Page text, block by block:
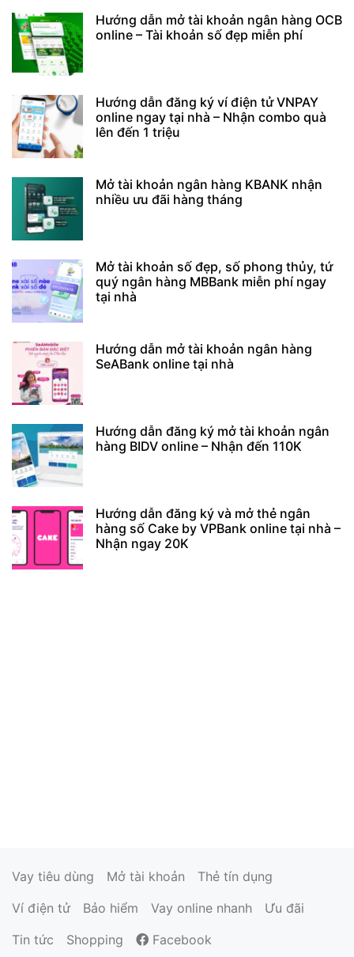
Hướng dẫn mở tài khoản ngân hàng OCB
online – Tài khoản số đẹp miễn phí
Hướng dẫn đăng ký ví điện tử VNPAY
online ngay tại nhà – Nhận combo quà
lên đến 1 triệu
Mở tài khoản ngân hàng KBANK nhận
nhiều ưu đãi hàng tháng
Mở tài khoản số đẹp, số phong thủy, tứ
quý ngân hàng MBBank miễn phí ngay
tại nhà
Hướng dẫn mở tài khoản ngân hàng
SeABank online tại nhà
Hướng dẫn đăng ký mở tài khoản ngân
hàng BIDV online – Nhận đến 110K
Hướng dẫn đăng ký và mở thẻ ngân
hàng số Cake by VPBank online tại nhà –
Nhận ngay 20K
Vay tiêu dùng Mở tài khoản
Thẻ tín dụng
Ví điện tử
Bảo hiểm Vay online nhanh
Ưu đãi
Tin tức
Shopping Facebook